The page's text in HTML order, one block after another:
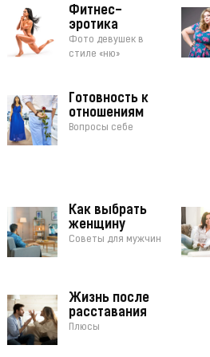
Фитнес-
эротика
Фото девушек в
стиле «ню»
Готовность к
отношениям
Вопросы себе
Как выбрать
женщину
Советы для мужчин
Жизнь после
расставания
Плюсы